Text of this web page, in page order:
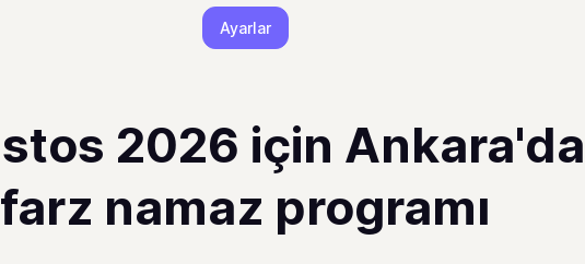
Ayarlar
2026 için Ankara'da
farz namaz programı